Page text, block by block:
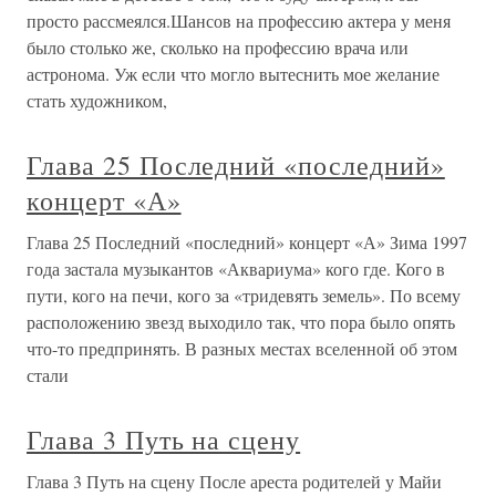
просто рассмеялся.Шансов на профессию актера у меня
было столько же, сколько на профессию врача или
астронома. Уж если что могло вытеснить мое желание
стать художником,
Глава 25 Последний «последний»
концерт «А»
Глава 25 Последний «последний» концерт «А» Зима 1997
года застала музыкантов «Аквариума» кого где. Кого в
пути, кого на печи, кого за «тридевять земель». По всему
расположению звезд выходило так, что пора было опять
что-то предпринять. В разных местах вселенной об этом
стали
Глава 3 Путь на сцену
Глава 3 Путь на сцену После ареста родителей у Майи